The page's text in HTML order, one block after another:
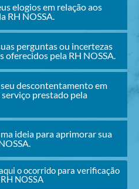
elogios em relação aos
RH NOSSA.
perguntas ou incertezas
oferecidos pela RH NOSSA.
descontentamento em
prestado pela
ideia para aprimorar sua
o ocorrido para verificação
NOSSA